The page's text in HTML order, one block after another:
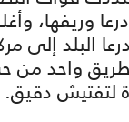
وريفها،
البلد إلى
واحد من
لتفتيش دقيق.